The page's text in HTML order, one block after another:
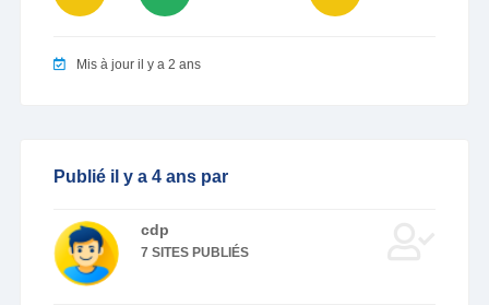
Mis à jour il y a 2 ans
Publié il y a 4 ans par
cdp
7 SITES PUBLIÉS